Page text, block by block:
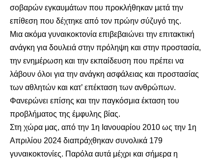
σοβαρών εγκαυμάτων που προκλήθηκαν μετά την
επίθεση που δέχτηκε από τον πρώην σύζυγό της.
Μια ακόμα γυναικοκτονία επιβεβαιώνει την επιτακτική
ανάγκη για δουλειά στην πρόληψη και στην προστασία,
την ενημέρωση και την εκπαίδευση που πρέπει να
λάβουν όλοι για την ανάγκη ασφάλειας και προστασίας
των αθλητών και κατ’ επέκταση των ανθρώπων.
Φανερώνει επίσης και την παγκόσμια έκταση του
προβλήματος της έμφυλης βίας.
Στη χώρα μας, από την 1η Ιανουαρίου 2010 ως την 1η
Απριλίου 2024 διαπράχθηκαν συνολικά 179
γυναικοκτονίες. Παρόλα αυτά μέχρι και σήμερα η